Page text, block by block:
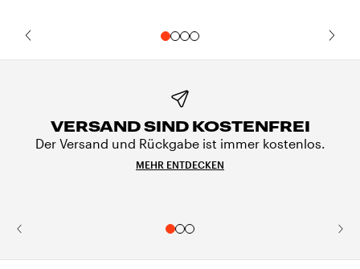
VERSAND SIND KOSTENFREI
Der Versand und Rückgabe ist immer kostenlos.
MEHR ENTDECKEN